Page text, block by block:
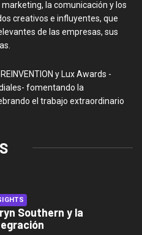
la comunicación y los
creativos e influyentes, que
de las empresas, sus
y Lux Awards -
fomentando la
el trabajo extraordinario
Southern y la